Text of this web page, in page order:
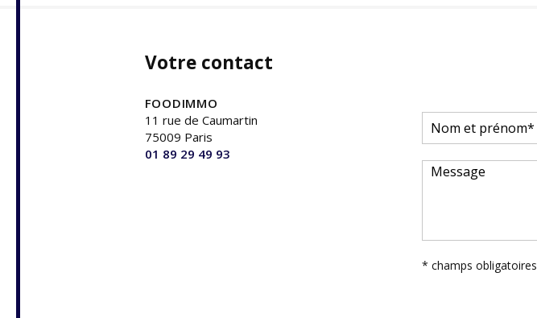
Votre contact
FOODIMMO
11 rue de Caumartin
75009 Paris
01 89 29 49 93
* champs obligatoires